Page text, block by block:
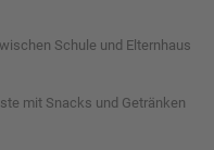
Schule und Elternhaus
mit Snacks und Getränken